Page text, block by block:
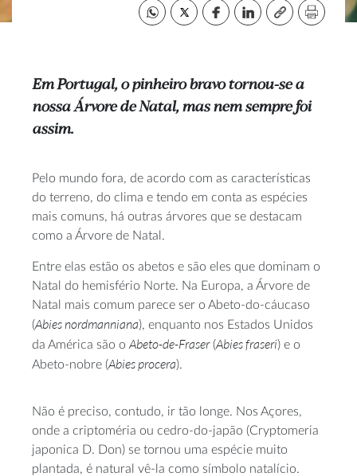
Em Portugal, o pinheiro bravo tornou-se a
nossa Árvore de Natal, mas nem sempre foi
assim.
Pelo mundo fora, de acordo com as características
do terreno, do clima e tendo em conta as espécies
mais comuns, há outras árvores que se destacam
como a Árvore de Natal.
Entre elas estão os abetos e são eles que dominam o
Natal do hemisfério Norte. Na Europa, a Árvore de
Natal mais comum parece ser o Abeto-do-cáucaso
(Abies nordmanniana), enquanto nos Estados Unidos
da América são o Abeto-de-Fraser(Abies fraseri) e o
Abeto-nobre (Abies procera).
Não é preciso, contudo, ir tão longe. Nos Açores,
onde a criptoméria ou cedro-do-japão (Cryptomeria
japonica D. Don) se tornou uma espécie muito
plantada, é natural vê-la como símbolo natalício.